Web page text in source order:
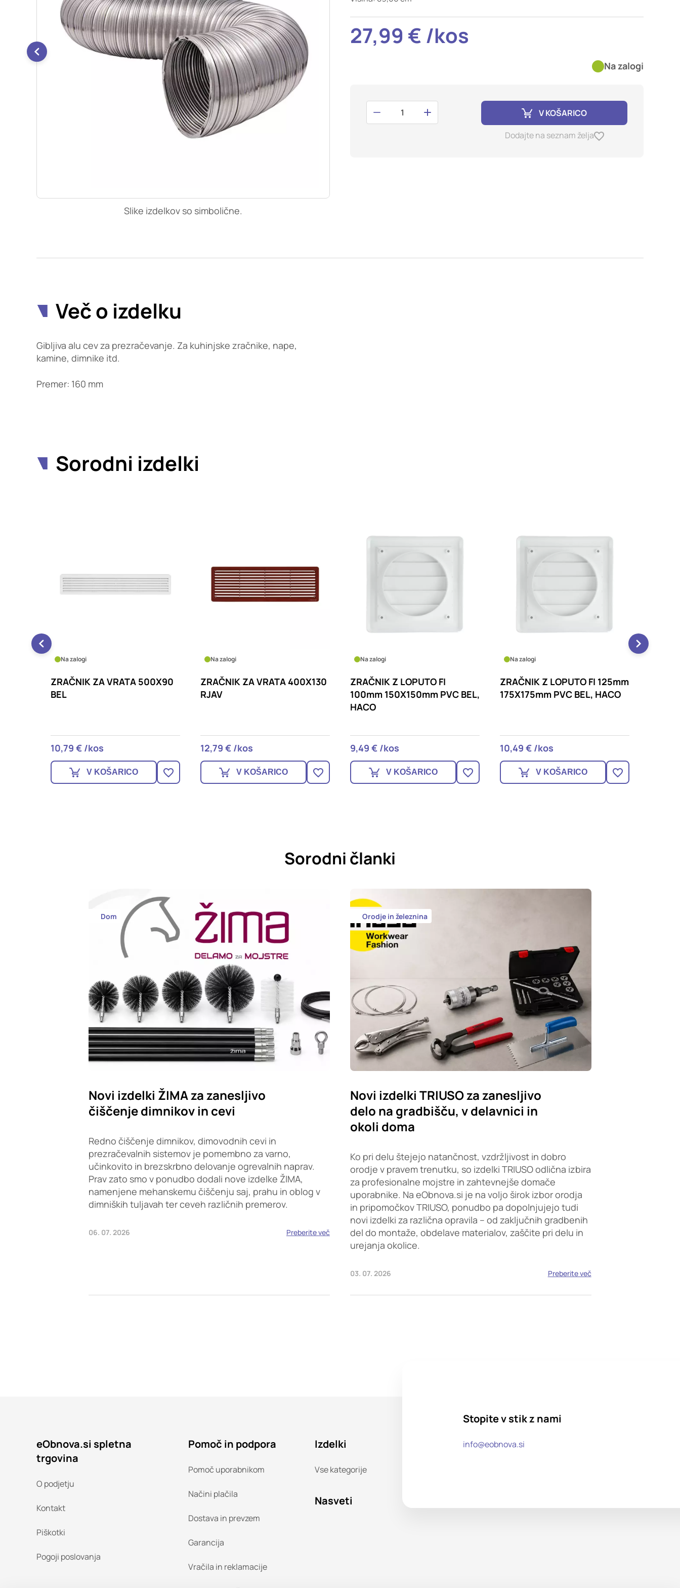
Slike izdelkov so simbolične.
27,99 € /kos
Na zalogi
V KOŠARICO
Dodajte na seznam želja
Več o izdelku
Gibljiva alu cev za prezračevanje. Za kuhinjske zračnike, nape,
kamine, dimnike itd.
Premer: 160 mm
Sorodni izdelki
Na zalogi
ZRAČNIK ZA VRATA 400X130
RJAV
12,79 € /kos
V KOŠARICO
Na zalogi
ZRAČNIK Z LOPUTO FI
100mm 150X150mm PVC BEL,
9,49 € /kos
V KOŠARICO
Na zalogi
ZRAČNIK Z LOPUTO FI 125mm
175X175mm PVC BEL, HACO
10,49 € /kos
V KOŠARICO
Na zalogi
ZRAČNIK Z LOPUTO FI 150mm
200X200mm PVC BEL, HACO
14,39 € /kos
V KOŠARICO
Sorodni članki
Dom
Novi izdelki ŽIMA za zanesljivo
čiščenje dimnikov in cevi
Redno čiščenje dimnikov, dimovodnih cevi in
prezračevalnih sistemov je pomembno za varno,
učinkovito in brezskrbno delovanje ogrevalnih naprav.
Prav zato smo v ponudbo dodali nove izdelke ŽIMA,
namenjene mehanskemu čiščenju saj, prahu in oblog v
dimniških tuljavah ter ceveh različnih premerov.
06. 07. 2026 Preberite več
Orodje in železnina
Novi izdelki TRIUSO za zanesljivo
delo na gradbišču, v delavnici in
okoli doma
Ko pri delu štejejo natančnost, vzdržljivost in dobro
orodje v pravem trenutku, so izdelki TRIUSO odlična izbira
za profesionalne mojstre in zahtevnejše domače
uporabnike. Na eObnova.si je na voljo širok izbor orodja
in pripomočkov TRIUSO, ponudbo pa dopolnjujejo tudi
novi izdelki za različna opravila – od zaključnih gradbenih
del do montaže, obdelave materialov, zaščite pri delu in
urejanja okolice.
03. 07. 2026 Preberite več
eObnova.si spletna
trgovina
O podjetju
Kontakt
Piškotki
Pogoji poslovanja
Pomoč in podpora
Pomoč uporabnikom
Načini plačila
Dostava in prevzem
Garancija
Vračila in reklamacije
Izdelki
Vse kategorije
Nasveti
Stopite v stik z nami
info@eobnova.si
so nastavljeni samo kot odziv na vaša dejanja, ki vodijo do storitvenih zahtev, na primer nastavitev
zasebnosti, prijava ali izpolnjevanje obrazcev. Na voljo imate nastavitev, da brskalnik blokira te piškotke ali
vas opozori na njih. V tem primeru nekateri deli spletnega mesta ne bodo delovali.
Piškotki za učinkovitost delovanja
S temi piškotki štejemo obiske in izvor prometa, da lahko merimo in izboljšamo učinkovitost delovanja
našega spletnega mesta. Z njimi prepoznamo, katera mesta so najbolj in najmanj priljubljena, in
opazujemo, kako se obiskovalci pomikajo po spletnem mestu. Podatki, ki jih piškotki zbirajo, so združeni in
anonimni. Če uporabo teh piškotkov zavrnete, ne bomo vedeli, kdaj ste obiskali naše spletno mesto.
Piškotki za ciljno usmerjenost